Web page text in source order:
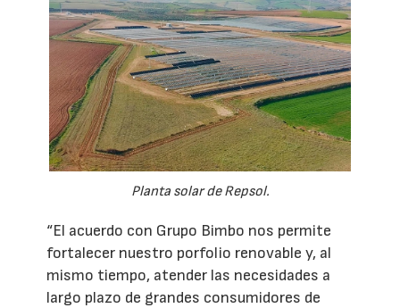
Planta solar de Repsol.
“El acuerdo con Grupo Bimbo nos permite
fortalecer nuestro porfolio renovable y, al
mismo tiempo, atender las necesidades a
largo plazo de grandes consumidores de